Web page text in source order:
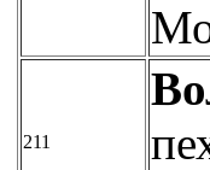
211